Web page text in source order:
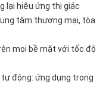
lại hiệu ứng thị giác
tâm thương mại, tòa
mọi bề mặt với tốc độ
động: ứng dụng trong